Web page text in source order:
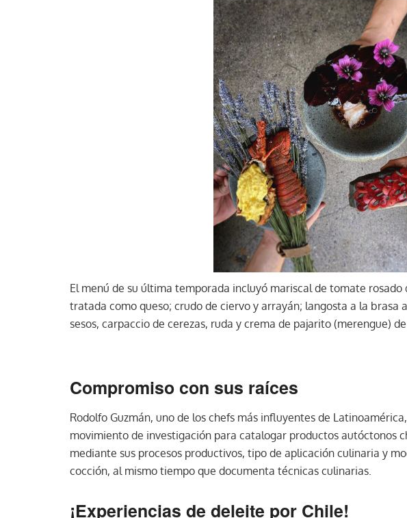
El menú de su última temporada incluyó mariscal de tomate rosado
tratada como queso; crudo de ciervo y arrayán; langosta a la brasa
sesos, carpaccio de cerezas, ruda y crema de pajarito (merengue)
Compromiso con sus raíces
Rodolfo Guzmán, uno de los chefs más influyentes de
movimiento de investigación para catalogar productos autóctonos
mediante sus procesos productivos, tipo de aplicación culinaria y
cocción, al mismo tiempo que documenta técnicas culinarias.
¡Experiencias de deleite por Chile!